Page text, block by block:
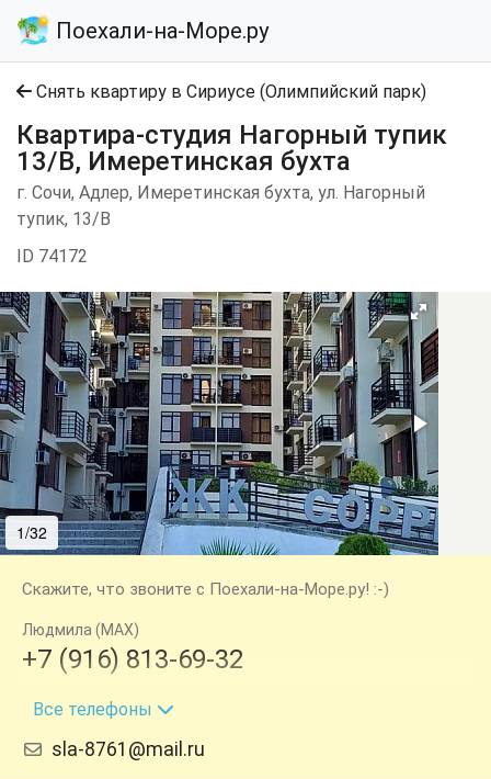
Поехали-на-Море.ру
Снять квартиру в Сириусе (Олимпийский парк)
Квартира-студия Нагорный тупик
13/В, Имеретинская бухта
г. Сочи, Адлер, Имеретинская бухта, ул. Нагорный
тупик, 13/В
ID 74172
1/32
Скажите, что звоните с Поехали-на-Море.ру! :-)
Людмила (MAX)
+7 (916) 813-69-32
+7 (916) 079-35-00
Все телефоны
sla-8761@mail.ru